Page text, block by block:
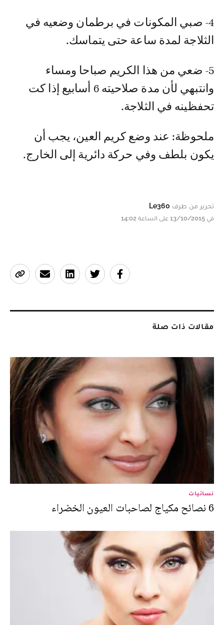
4- صبي المكونات في برطمان وضعيه في
الثلاجة لمدة ساعة حتى يتماسك.
5- ضعي من هذا الكريم صباحا ومساء
وانتبهي لأن مدة صلاحيته 6 أسابيع إذا كت
تحفظينه في الثلاجة.
ملحوظة: عند وضع كريم العين، يجب أن
يكون بلطف وفي حركة دائرية إلى الخارج.
تحرير من طرف Le360
في 13/10/2015 على الساعة 14:02
مقالات ذات صلة
نسائيات
6 نصائح مكياج لصاحبات العيون الخضراء